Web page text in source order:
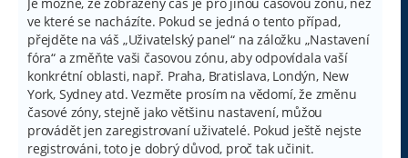
ve které se nacházíte. Pokud se jedná o tento případ,
přejděte na váš „Uživatelský panel“ na záložku „Nastavení
fóra“ a změňte vaši časovou zónu, aby odpovídala vaší
konkrétní oblasti, např. Praha, Bratislava, Londýn, New
York, Sydney atd. Vezměte prosím na vědomí, že změnu
časové zóny, stejně jako většinu nastavení, můžou
provádět jen zaregistrovaní uživatelé. Pokud ještě nejste
registrováni, toto je dobrý důvod, proč tak učinit.